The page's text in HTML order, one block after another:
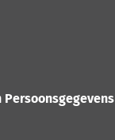
Persoonsgegevens